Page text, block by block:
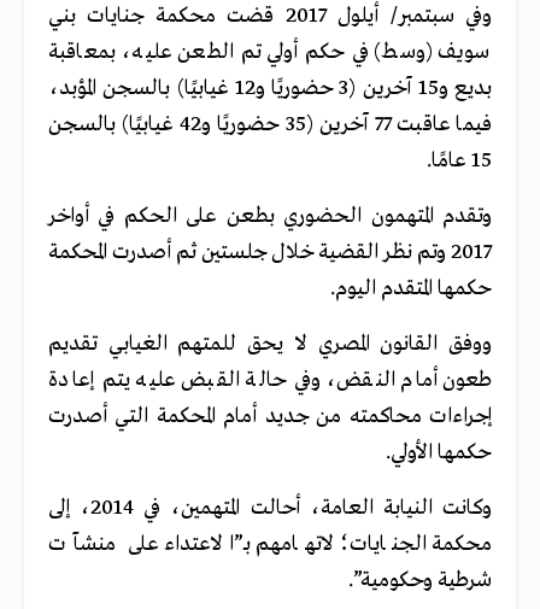
وفي سبتمبر/ أيلول 2017 قضت محكمة جنايات بني
سويف (وسط) في حكم أولي تم الطعن عليه، بمعاقبة
بديع و15 آخرين (3 حضوريًا و12 غيابيًا) بالسجن المؤبد،
فيما عاقبت 77 آخرين (35 حضوريًا و42 غيابيًا) بالسجن
15 عامًا.
وتقدم المتهمون الحضوري بطعن على الحكم في أواخر
2017 وتم نظر القضية خلال جلستين ثم أصدرت المحكمة
حكمها المتقدم اليوم.
ووفق القانون المصري لا يحق للمتهم الغيابي تقديم
طعون أمام النقض، وفي حالة القبض عليه يتم إعادة
إجراءات محاكمته من جديد أمام المحكمة التي أصدرت
حكمها الأولي.
وكانت النيابة العامة، أحالت المتهمين، في 2014، إلى
محكمة الجنايات؛ لاتهامهم بـ”الاعتداء على منشآت
شرطية وحكومية”.